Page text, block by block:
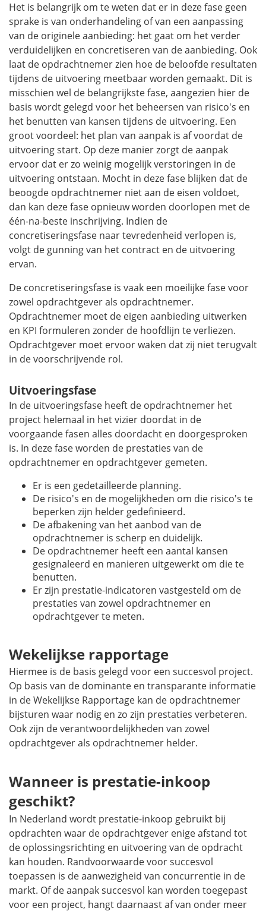
Het is belangrijk om te weten dat er in deze fase geen
sprake is van onderhandeling of van een aanpassing
van de originele aanbieding: het gaat om het verder
verduidelijken en concretiseren van de aanbieding. Ook
laat de opdrachtnemer zien hoe de beloofde resultaten
tijdens de uitvoering meetbaar worden gemaakt. Dit is
misschien wel de belangrijkste fase, aangezien hier de
basis wordt gelegd voor het beheersen van risico's en
het benutten van kansen tijdens de uitvoering. Een
groot voordeel: het plan van aanpak is af voordat de
uitvoering start. Op deze manier zorgt de aanpak
ervoor dat er zo weinig mogelijk verstoringen in de
uitvoering ontstaan. Mocht in deze fase blijken dat de
beoogde opdrachtnemer niet aan de eisen voldoet,
dan kan deze fase opnieuw worden doorlopen met de
één-na-beste inschrijving. Indien de
concretiseringsfase naar tevredenheid verlopen is,
volgt de gunning van het contract en de uitvoering
ervan.
De concretiseringsfase is vaak een moeilijke fase voor
zowel opdrachtgever als opdrachtnemer.
Opdrachtnemer moet de eigen aanbieding uitwerken
en KPI formuleren zonder de hoofdlijn te verliezen.
Opdrachtgever moet ervoor waken dat zij niet terugvalt
in de voorschrijvende rol.
Uitvoeringsfase
In de uitvoeringsfase heeft de opdrachtnemer het
project helemaal in het vizier doordat in de
voorgaande fasen alles doordacht en doorgesproken
is. In deze fase worden de prestaties van de
opdrachtnemer en opdrachtgever gemeten.
Er is een gedetailleerde planning.
De risico's en de mogelijkheden om die risico's te
beperken zijn helder gedefinieerd.
De afbakening van het aanbod van de
opdrachtnemer is scherp en duidelijk.
De opdrachtnemer heeft een aantal kansen
gesignaleerd en manieren uitgewerkt om die te
benutten.
Er zijn prestatie-indicatoren vastgesteld om de
prestaties van zowel opdrachtnemer en
opdrachtgever te meten.
Wekelijkse rapportage
Hiermee is de basis gelegd voor een succesvol project.
Op basis van de dominante en transparante informatie
in de Wekelijkse Rapportage kan de opdrachtnemer
bijsturen waar nodig en zo zijn prestaties verbeteren.
Ook zijn de verantwoordelijkheden van zowel
opdrachtgever als opdrachtnemer helder.
Wanneer is prestatie-inkoop
geschikt?
In Nederland wordt prestatie-inkoop gebruikt bij
opdrachten waar de opdrachtgever enige afstand tot
de oplossingsrichting en uitvoering van de opdracht
kan houden. Randvoorwaarde voor succesvol
toepassen is de aanwezigheid van concurrentie in de
markt. Of de aanpak succesvol kan worden toegepast
voor een project, hangt daarnaast af van onder meer